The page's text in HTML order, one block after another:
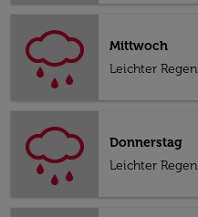
Mittwoch
Leichter Regen
Donnerstag
Leichter Regen